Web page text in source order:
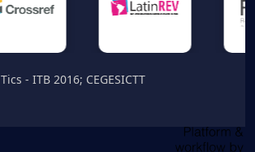
Tics - ITB 2016; CEGESICTT